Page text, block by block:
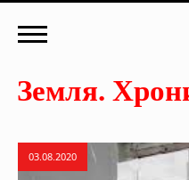
03.08.2020